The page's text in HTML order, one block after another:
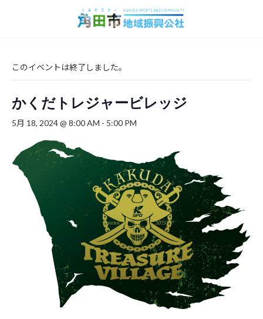
このイベントは終了しました。
かくだトレジャービレッジ
5月 18, 2024 @ 8:00 AM - 5:00 PM